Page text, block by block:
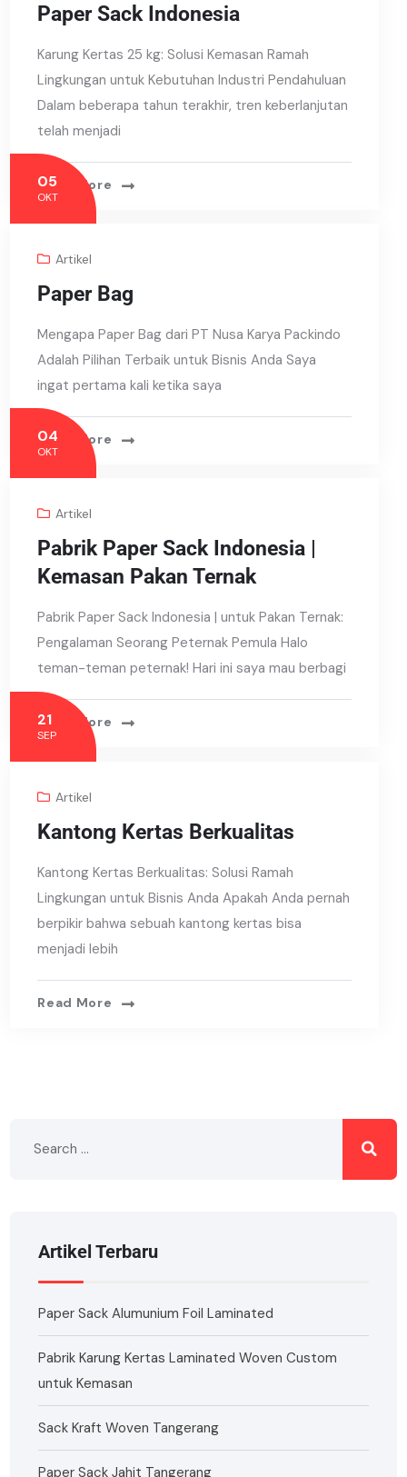
Paper Sack Indonesia
Karung Kertas 25 kg: Solusi Kemasan Ramah
Lingkungan untuk Kebutuhan Industri Pendahuluan
Dalam beberapa tahun terakhir, tren keberlanjutan
telah menjadi
Read More
05
OKT
Artikel
Paper Bag
Mengapa Paper Bag dari PT Nusa Karya Packindo
Adalah Pilihan Terbaik untuk Bisnis Anda Saya
ingat pertama kali ketika saya
Read More
04
OKT
Artikel
Pabrik Paper Sack Indonesia |
Kemasan Pakan Ternak
Pabrik Paper Sack Indonesia | untuk Pakan Ternak:
Pengalaman Seorang Peternak Pemula Halo
teman-teman peternak! Hari ini saya mau berbagi
Read More
21
SEP
Artikel
Kantong Kertas Berkualitas
Kantong Kertas Berkualitas: Solusi Ramah
Lingkungan untuk Bisnis Anda Apakah Anda pernah
berpikir bahwa sebuah kantong kertas bisa
menjadi lebih
Read More
Artikel Terbaru
Paper Sack Alumunium Foil Laminated
Pabrik Karung Kertas Laminated Woven Custom
untuk Kemasan
Sack Kraft Woven Tangerang
Paper Sack Jahit Tangerang